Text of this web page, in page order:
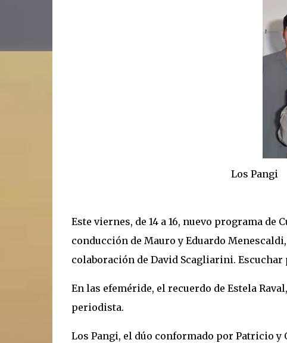
Los Pangi
Este viernes, de 14 a 16, nuevo programa de
conducción de Mauro y Eduardo
colaboración de David Scagliarini.
En las efeméride, el recuerdo de Estela
periodista.
Los Pangi, el dúo conformado por Patricio